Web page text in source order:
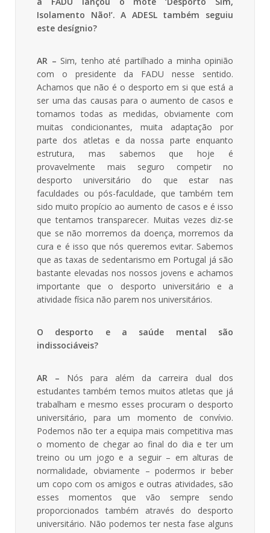
Isolamento Não!’. A ADESL também seguiu
este desígnio?
AR – Sim, tenho até partilhado a minha opinião
com o presidente da FADU nesse sentido.
Achamos que não é o desporto em si que está a
ser uma das causas para o aumento de casos e
tomamos todas as medidas, obviamente com
muitas condicionantes, muita adaptação por
parte dos atletas e da nossa parte enquanto
estrutura, mas sabemos que hoje é
provavelmente mais seguro competir no
desporto universitário do que estar nas
faculdades ou pós-faculdade, que também tem
sido muito propício ao aumento de casos e é isso
que tentamos transparecer. Muitas vezes diz-se
que se não morremos da doença, morremos da
cura e é isso que nós queremos evitar. Sabemos
que as taxas de sedentarismo em Portugal já são
bastante elevadas nos nossos jovens e achamos
importante que o desporto universitário e a
atividade física não parem nos universitários.
O desporto e a saúde mental são
indissociáveis?
AR – Nós para além da carreira dual dos
estudantes também temos muitos atletas que já
trabalham e mesmo esses procuram o desporto
universitário, para um momento de convívio.
Podemos não ter a equipa mais competitiva mas
o momento de chegar ao final do dia e ter um
treino ou um jogo e a seguir – em alturas de
normalidade, obviamente – podermos ir beber
um copo com os amigos e outras atividades, são
esses momentos que vão sempre sendo
proporcionados também através do desporto
universitário. Não podemos ter nesta fase alguns